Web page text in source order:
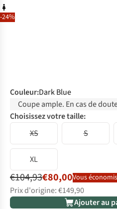
-24%
Couleur:Dark Blue
Coupe ample. En cas de
Choisissez votre taille:
XS
S
XL
€104,93€80,00Vous
Prix d'origine: €149,90
Ajouter au